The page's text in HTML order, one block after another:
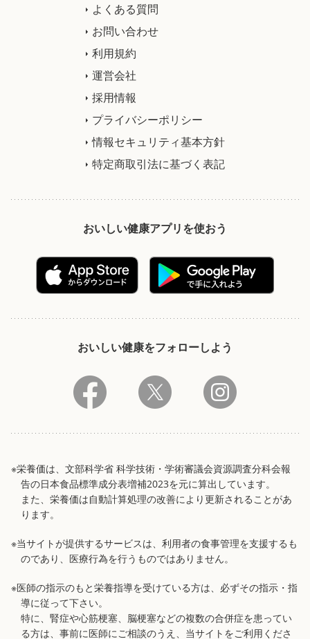
よくある質問
お問い合わせ
利用規約
運営会社
採用情報
プライバシーポリシー
情報セキュリティ基本方針
特定商取引法に基づく表記
おいしい健康アプリを使おう
おいしい健康をフォローしよう
※栄養価は、文部科学省 科学技術・学術審議会資源調査分科会報
告の日本食品標準成分表増補2023を元に算出しています。
また、栄養価は自動計算処理の改善により更新されることがあ
ります。
※当サイトが提供するサービスは、利用者の食事管理を支援するも
のであり、医療行為を行うものではありません。
※医師の指示のもと栄養指導を受けている方は、必ずその指示・指
導に従って下さい。
特に、腎症や心筋梗塞、脳梗塞などの複数の合併症を患ってい
る方は、事前に医師にご相談のうえ、当サイトをご利用くださ